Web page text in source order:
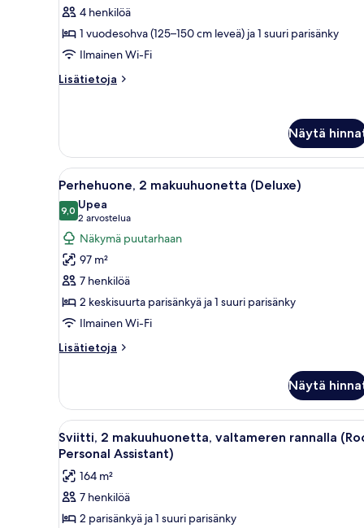
up
King)
kuvat
4 henkilöä
1 vuodesohva (125–150 cm leveä) ja 1 suuri parisänky
Ilmainen Wi-Fi
Lisätietoja
Lisätietoja
up
King)
Näytä
Avaa
kaikki
huonetyypin
Perhehuone,
2
makuuhuonetta
(Deluxe)
kuvat
Moderni hotellihuone, jossa
11
Perhehuone, 2 makuuhuonetta (Deluxe)
9,09,0 kautta 10
Upea
2 arvostelua
(2
arvostelua)
Näkymä puutarhaan
97 m²
7 henkilöä
2 keskisuurta parisänkyä ja 1 suuri parisänky
Ilmainen Wi-Fi
Lisätietoja
Lisätietoja
makuuhuonetta
(Deluxe)
Näytä
Avaa
kaikki
huonetyypin
Sviitti,
2
makuuhuonetta,
Moderni kylpyhuone, jossa
12
Sviitti, 2 makuuhuonetta, valtameren rannalla
Personal Assistant)
164 m²
7 henkilöä
2 parisänkyä ja 1 suuri parisänky